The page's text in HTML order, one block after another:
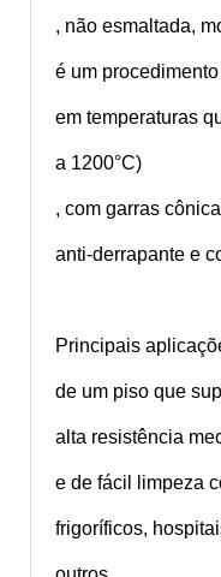
, não esmaltada,
é um
em temperaturas
a 1200°C)
, com garras
anti-derrapante e
Principais
de um piso que
alta resistência
e de fácil limpeza
frigoríficos,